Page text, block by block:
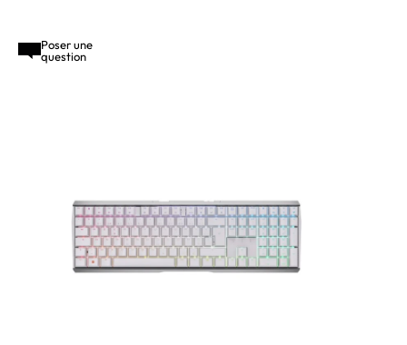
Poser une
question